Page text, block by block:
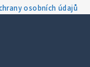
osobních údajů